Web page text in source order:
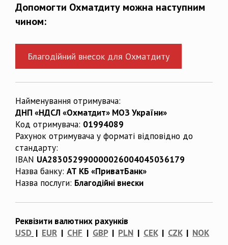
Допомогти Охматдиту можна наступним
чином:
Благодійний внесок для Охматдиту
Найменування отримувача:
ДНП «НДСЛ «Охматдит» МОЗ України»
Код отримувача: 01994089
Рахунок отримувача у форматі відповідно до
стандарту:
IBAN UA283052990000026004045036179
Назва банку: АТ КБ «ПриватБанк»
Назва послуги: Благодійні внески
Реквізити валютних рахунків
USD | EUR | CHF | GBP| PLN | CEK| CZK| NOK